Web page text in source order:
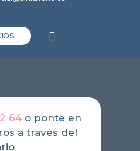
64 o ponte en
a través del